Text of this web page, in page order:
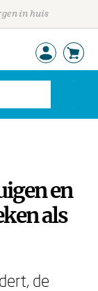
in huis
en
als
de